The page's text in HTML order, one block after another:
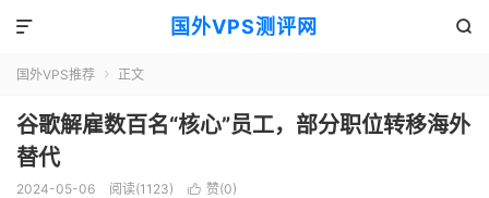
国外VPS测评网 

国外VPS推荐  正文
谷歌解雇数百名“核心”员工，部分职位转移海外
替代
2024-05-06 阅读(1123)  赞(0)